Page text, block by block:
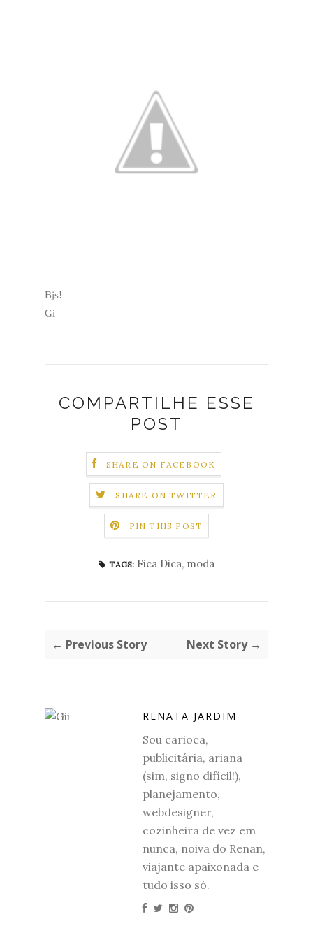
Bjs!
Gi
COMPARTILHE ESSE
POST
SHARE ON FACEBOOK
SHARE ON TWITTER
PIN THIS POST
TAGS: Fica Dica, moda
← Previous Story Next Story →
RENATA JARDIM
Sou carioca,
publicitária, ariana
(sim, signo difícil!),
planejamento,
webdesigner,
cozinheira de vez em
nunca, noiva do Renan,
viajante apaixonada e
tudo isso só.